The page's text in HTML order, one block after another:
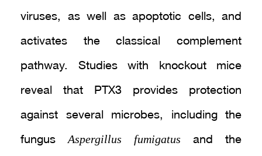
viruses, as well as apoptotic cells, and
activates the classical complement
pathway. Studies with knockout mice
reveal that PTX3 provides protection
against several microbes, including the
fungusAspergillus fumigatus and the